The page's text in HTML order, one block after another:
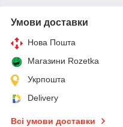
Умови доставки
Нова Пошта
Магазини Rozetka
Укрпошта
Delivery
Всі умови доставки